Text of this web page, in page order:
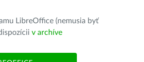
LibreOffice (nemusia byť
v archíve